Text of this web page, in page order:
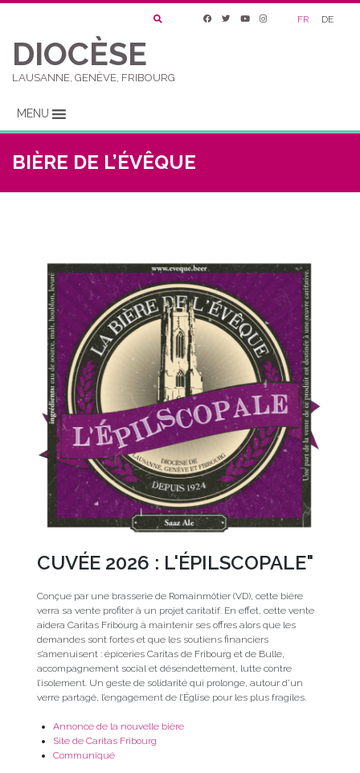
FR DE
DIOCÈSE
LAUSANNE, GENÈVE, FRIBOURG
MENU
BIÈRE DE L’ÉVÊQUE
CUVÉE 2026 : L'ÉPILSCOPALE"
Conçue par une brasserie de Romainmôtier (VD), cette bière
verra sa vente profiter à un projet caritatif. En effet, cette vente
aidera Caritas Fribourg à maintenir ses offres alors que les
demandes sont fortes et que les soutiens financiers
s’amenuisent : épiceries Caritas de Fribourg et de Bulle,
accompagnement social et désendettement, lutte contre
l’isolement. Un geste de solidarité qui prolonge, autour d’un
verre partagé, l’engagement de l’Église pour les plus fragiles.
Annonce de la nouvelle bière
Site de Caritas Fribourg
Communiqué